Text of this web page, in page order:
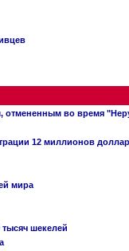
отмененным во время
12 миллионов
мира
шекелей